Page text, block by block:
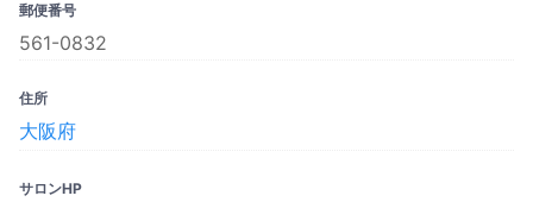
郵便番号
561-0832
住所
大阪府‎
サロンHP